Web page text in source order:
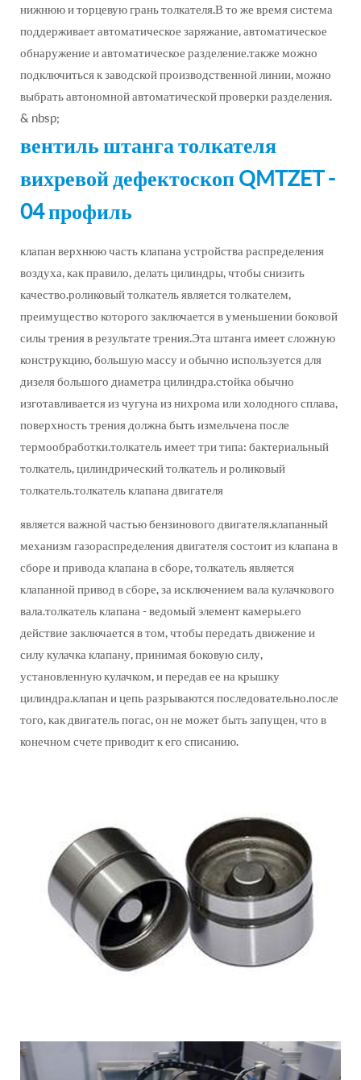
нижнюю и торцевую грань толкателя.В то же время система
поддерживает автоматическое заряжание, автоматическое
обнаружение и автоматическое разделение.также можно
подключиться к заводской производственной линии, можно
выбрать автономной автоматической проверки разделения.
& nbsp;
вентиль штанга толкателя
вихревой дефектоскоп QMTZET -
04 профиль
клапан верхнюю часть клапана устройства распределения
воздуха, как правило, делать цилиндры, чтобы снизить
качество.роликовый толкатель является толкателем,
преимущество которого заключается в уменьшении боковой
силы трения в результате трения.Эта штанга имеет сложную
конструкцию, большую массу и обычно используется для
дизеля большого диаметра цилиндра.стойка обычно
изготавливается из чугуна из нихрома или холодного сплава,
поверхность трения должна быть измельчена после
термообработки.толкатель имеет три типа: бактериальный
толкатель, цилиндрический толкатель и роликовый
толкатель.толкатель клапана двигателя
является важной частью бензинового двигателя.клапанный
механизм газораспределения двигателя состоит из клапана в
сборе и привода клапана в сборе, толкатель является
клапанной привод в сборе, за исключением вала кулачкового
вала.толкатель клапана - ведомый элемент камеры.его
действие заключается в том, чтобы передать движение и
силу кулачка клапану, принимая боковую силу,
установленную кулачком, и передав ее на крышку
цилиндра.клапан и цепь разрываются последовательно.после
того, как двигатель погас, он не может быть запущен, что в
конечном счете приводит к его списанию.